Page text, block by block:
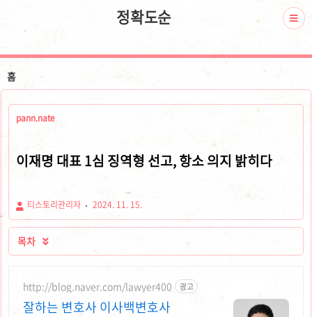
정확도순
홈
pann.nate
이재명 대표 1심 징역형 선고, 항소 의지 밝히다
티스토리관리자 2024. 11. 15.
목차 
http://blog.naver.com/lawyer400 광고
잘하는 변호사 이사백변호사